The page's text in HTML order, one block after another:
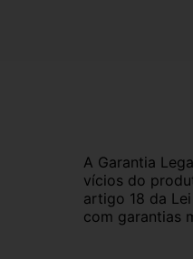
A Garantia
vícios do
artigo 18 da
com garantias